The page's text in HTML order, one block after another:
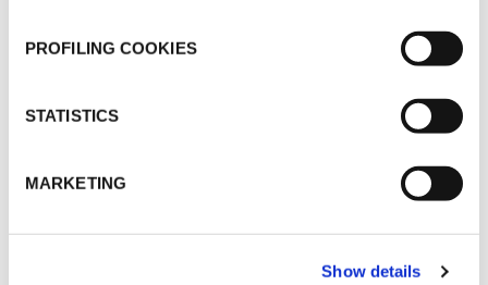
PROFILING COOKIES
STATISTICS
MARKETING
Show details
ENTDECKEN SIE ALLE ANWENDUNGEN